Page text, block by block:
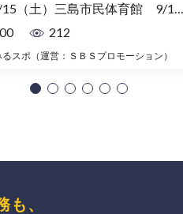
（土）三島市民体育館 9/19（土）愛鷹広域公園多目的競技場
212
るスポ（運営：ＳＢＳプロモーション）
、